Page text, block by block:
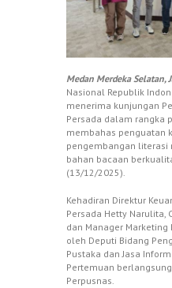
Medan Merdeka Selatan,
Nasional Republik
menerima kunjungan
Persada dalam rangka
membahas penguatan
pengembangan literasi
bahan bacaan
(13/12/2025).
Kehadiran Direktur
Persada Hetty Narulita,
dan Manager
oleh Deputi Bidang
Pustaka dan Jasa
Pertemuan
Perpusnas.